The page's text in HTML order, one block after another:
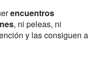
encuentros
, ni peleas, ni
y las consiguen a